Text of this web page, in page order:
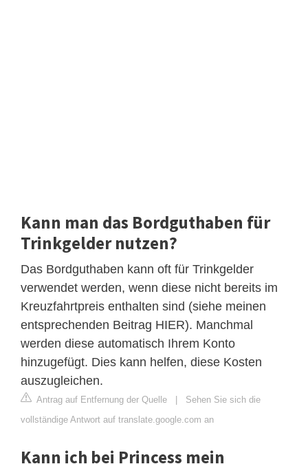
Kann man das Bordguthaben für
Trinkgelder nutzen?
Das Bordguthaben kann oft für Trinkgelder
verwendet werden, wenn diese nicht bereits im
Kreuzfahrtpreis enthalten sind (siehe meinen
entsprechenden Beitrag HIER). Manchmal
werden diese automatisch Ihrem Konto
hinzugefügt. Dies kann helfen, diese Kosten
auszugleichen.
Antrag auf Entfernung der Quelle | Sehen Sie sich die
vollständige Antwort auf translate.google.com an
Kann ich bei Princess mein